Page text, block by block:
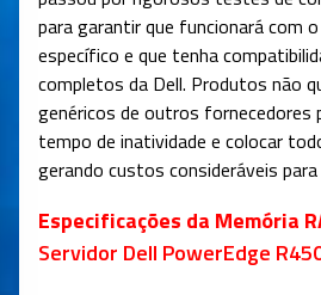
para garantir que funcionará com
específico e que tenha
completos da Dell. Produtos não
genéricos de outros fornecedores
tempo de inatividade e colocar
gerando custos consideráveis
Especificações da Memória
Servidor Dell PowerEdge